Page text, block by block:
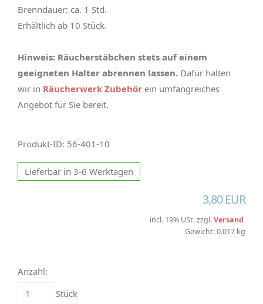
Brenndauer: ca. 1 Std.
Erhältlich ab 10 Stück.
Hinweis: Räucherstäbchen stets auf einem
geeigneten Halter abrennen lassen. Dafür halten
wir in Räucherwerk Zubehör ein umfangreiches
Angebot für Sie bereit.
Produkt-ID: 56-401-10
Lieferbar in 3-6 Werktagen
3,80 EUR
incl. 19% USt. zzgl.Versand
Gewicht: 0.017 kg
Anzahl:
Stück